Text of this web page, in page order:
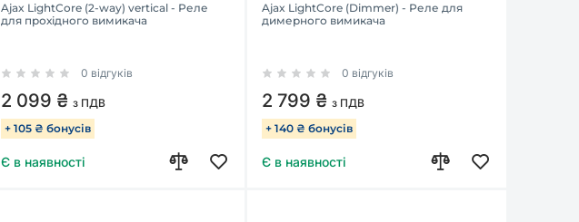
Ajax LightCore (2-way) vertical - Реле
для прохідного вимикача
0 відгуків
2 099 ₴ з ПДВ
+ 105 ₴ бонусів
Є в наявності
Ajax LightCore (Dimmer) - Реле для
димерного вимикача
0 відгуків
2 799 ₴з ПДВ
+ 140 ₴ бонусів
Є в наявності